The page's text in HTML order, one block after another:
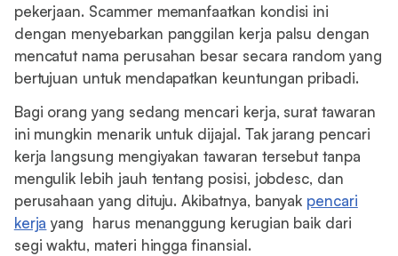
pekerjaan. Scammer memanfaatkan kondisi ini
dengan menyebarkan panggilan kerja palsu dengan
mencatut nama perusahan besar secara random yang
bertujuan untuk mendapatkan keuntungan pribadi.
Bagi orang yang sedang mencari kerja, surat tawaran
ini mungkin menarik untuk dijajal. Tak jarang pencari
kerja langsung mengiyakan tawaran tersebut tanpa
mengulik lebih jauh tentang posisi, jobdesc, dan
perusahaan yang dituju. Akibatnya, banyak pencari
kerja yang harus menanggung kerugian baik dari
segi waktu, materi hingga finansial.